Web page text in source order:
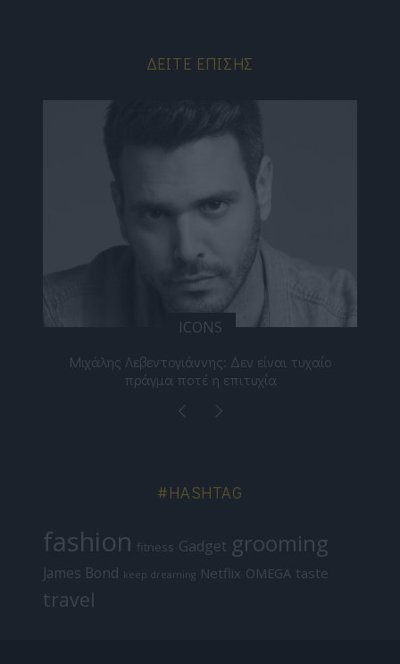
ΔΕΊΤΕ ΕΠΊΣΗΣ
ICONS
Μιχάλης Λεβεντογιάννης: Δεν είναι τυχαίο
πράγμα ποτέ η επιτυχία
#HASHTAG
fashion fitness Gadget grooming
James Bond keep dreaming Netflix OMEGA taste
travel